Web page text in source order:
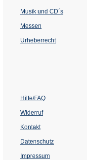
Musik und CD´s
Messen
Urheberrecht
Hilfe/FAQ
Widerruf
Kontakt
Datenschutz
Impressum